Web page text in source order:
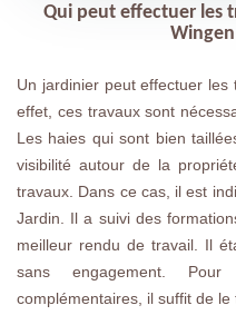
Qui peut effectuer les
Un jardinier peut effectuer
effet, ces travaux sont
Les haies qui sont bien
visibilité autour de la
travaux. Dans ce cas, il est
Jardin. Il a suivi des
meilleur rendu de travail. Il
sans engagement. Pour
complémentaires, il suffit de le